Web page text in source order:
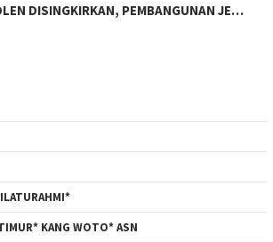
DISINGKIRKAN, PEMBANGUNAN JE…
KANG WOTO* ASN